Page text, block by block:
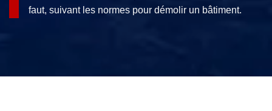
faut, suivant les normes pour démolir un bâtiment.